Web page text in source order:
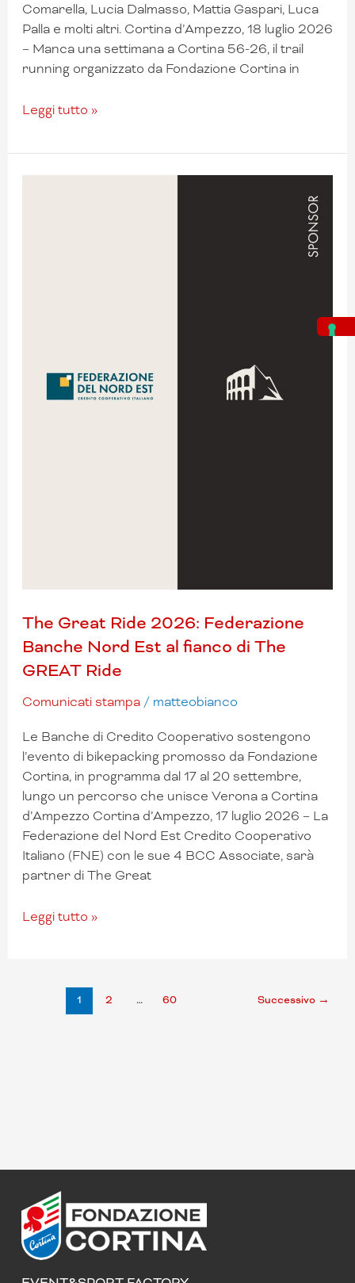
Comarella, Lucia Dalmasso, Mattia Gaspari, Luca
Palla e molti altri. Cortina d’Ampezzo, 18 luglio 2026
– Manca una settimana a Cortina 56-26, il trail
running organizzato da Fondazione Cortina in
Leggi tutto »
The Great Ride 2026: Federazione
Banche Nord Est al fianco di The
GREAT Ride
Comunicati stampa/ matteobianco
Le Banche di Credito Cooperativo sostengono
l’evento di bikepacking promosso da Fondazione
Cortina, in programma dal 17 al 20 settembre,
lungo un percorso che unisce Verona a Cortina
d’Ampezzo Cortina d’Ampezzo, 17 luglio 2026 – La
Federazione del Nord Est Credito Cooperativo
Italiano (FNE) con le sue 4 BCC Associate, sarà
partner di The Great
Leggi tutto »
1 2 … 60 Successivo →